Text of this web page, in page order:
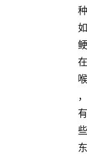
种
如
鲠
在
喉
，
有
些
东